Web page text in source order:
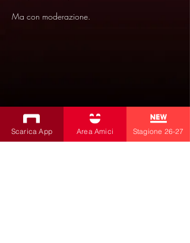
Ma con moderazione.
Scarica App Area Amici Stagione 26-27